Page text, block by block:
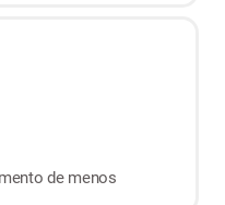
de menos